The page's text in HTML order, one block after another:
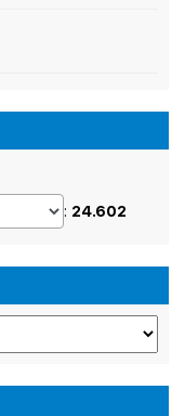
: 24.602